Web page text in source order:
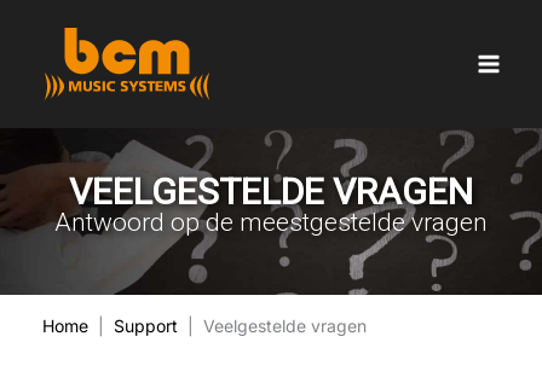
inhoud
VEELGESTELDE VRAGEN
Antwoord op de meestgestelde vragen
Home Support | Veelgestelde vragen